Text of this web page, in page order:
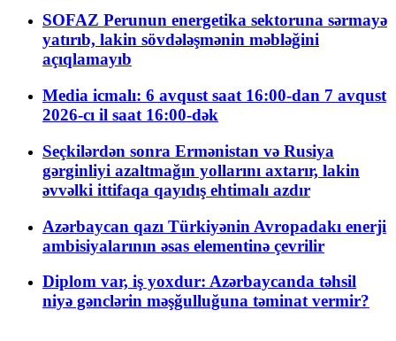
SOFAZ Perunun energetika sektoruna sərmayə
yatırıb, lakin sövdələşmənin məbləğini
açıqlamayıb
Media icmalı: 6 avqust saat 16:00-dan 7 avqust
2026-cı il saat 16:00-dək
Seçkilərdən sonra Ermənistan və Rusiya
gərginliyi azaltmağın yollarını axtarır, lakin
əvvəlki ittifaqa qayıdış ehtimalı azdır
Azərbaycan qazı Türkiyənin Avropadakı enerji
ambisiyalarının əsas elementinə çevrilir
Diplom var, iş yoxdur: Azərbaycanda təhsil
niyə gənclərin məşğulluğuna təminat vermir?